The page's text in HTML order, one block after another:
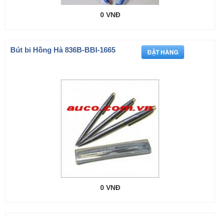
0 VNĐ
Bút bi Hồng Hà 836B-BBI-1665
0 VNĐ